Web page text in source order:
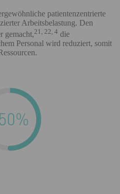
patientenzentrierte
Arbeitsbelastung. Den
gemacht,21, 22, 4 die
Personal wird reduziert, somit